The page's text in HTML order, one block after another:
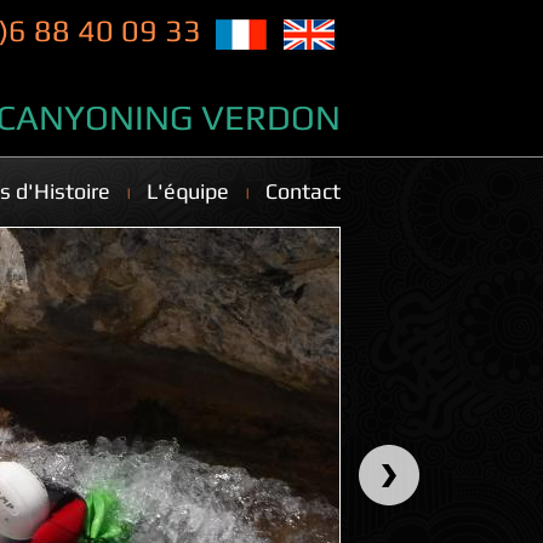
88 40 09 33
CANYONING VERDON
d'Histoire L'équipe Contact